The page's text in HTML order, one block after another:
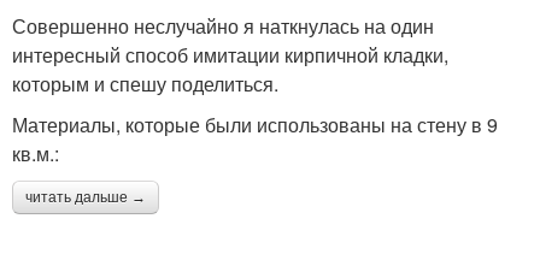
Совершенно неслучайно я наткнулась на один
интересный способ имитации кирпичной кладки,
которым и спешу поделиться.
Материалы, которые были использованы на стену в 9
кв.м.:
читать дальше →